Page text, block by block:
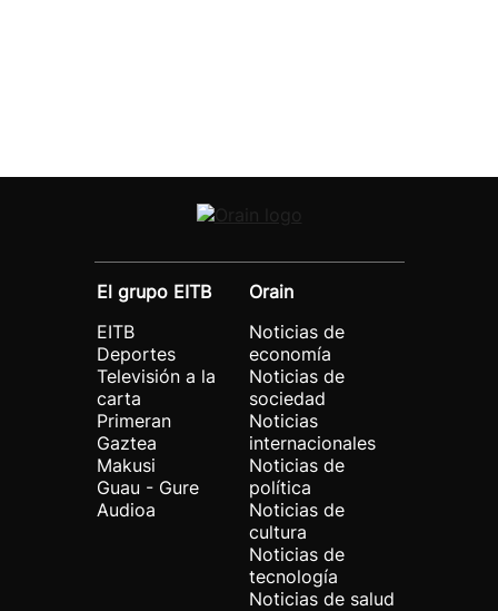
El grupo EITB
EITB
Deportes
Televisión a la
carta
Primeran
Gaztea
Makusi
Guau - Gure
Audioa
Orain
Noticias de
economía
Noticias de
sociedad
Noticias
internacionales
Noticias de
política
Noticias de
cultura
Noticias de
tecnología
Noticias de salud